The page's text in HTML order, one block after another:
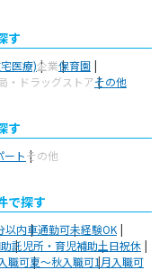
す
医療)企業保育園
・ドラッグストアその他
す
ートその他
で探す
以内車通勤可未経験OK
託児所・育児補助土日祝休
職可夏～秋入職可1月入職可